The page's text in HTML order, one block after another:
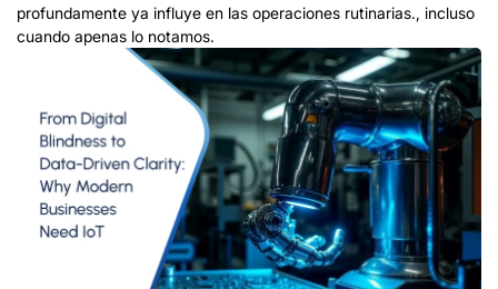
profundamente ya influye en las operaciones rutinarias., incluso
cuando apenas lo notamos.